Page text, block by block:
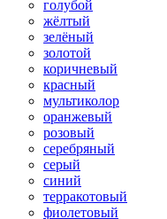
голубой
жёлтый
зелёный
золотой
коричневый
красный
мультиколор
оранжевый
розовый
серебряный
серый
синий
терракотовый
фиолетовый